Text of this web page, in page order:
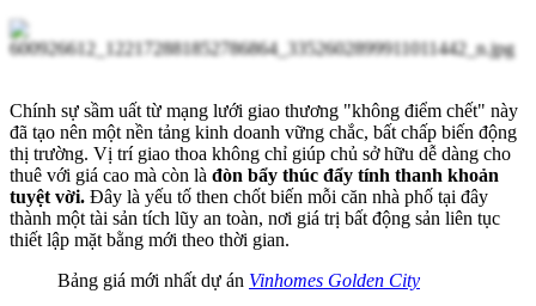
Chính sự sầm uất từ mạng lưới giao thương "không điểm chết" này
đã tạo nên một nền tảng kinh doanh vững chắc, bất chấp biến động
thị trường. Vị trí giao thoa không chỉ giúp chủ sở hữu dễ dàng cho
thuê với giá cao mà còn là đòn bẩy thúc đẩy tính thanh khoản
tuyệt vời. Đây là yếu tố then chốt biến mỗi căn nhà phố tại đây
thành một tài sản tích lũy an toàn, nơi giá trị bất động sản liên tục
thiết lập mặt bằng mới theo thời gian.
Bảng giá mới nhất dự án Vinhomes Golden City